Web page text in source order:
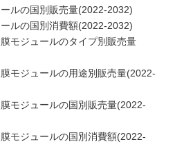
ルの国別販売量(2022-2032)
ルの国別消費額(2022-2032)
モジュールのタイプ別販売量
モジュールの用途別販売量(2022-
モジュールの国別販売量(2022-
モジュールの国別消費額(2022-